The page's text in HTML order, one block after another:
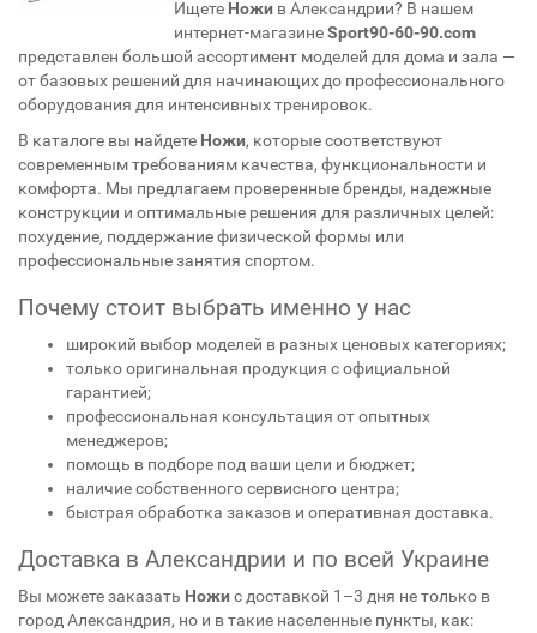
Ищете Ножи в Александрии? В нашем
интернет-магазинеSport90-60-90.com
представлен большой ассортимент моделей для дома и зала —
от базовых решений для начинающих до профессионального
оборудования для интенсивных тренировок.
В каталоге вы найдете Ножи, которые соответствуют
современным требованиям качества, функциональности и
комфорта. Мы предлагаем проверенные бренды, надежные
конструкции и оптимальные решения для различных целей:
похудение, поддержание физической формы или
профессиональные занятия спортом.
Почему стоит выбрать именно у нас
широкий выбор моделей в разных ценовых категориях;
только оригинальная продукция с официальной
гарантией;
профессиональная консультация от опытных
менеджеров;
помощь в подборе под ваши цели и бюджет;
наличие собственного сервисного центра;
быстрая обработка заказов и оперативная доставка.
Доставка в Александрии и по всей Украине
Вы можете заказать Ножис доставкой 1–3 дня не только в
город Александрия, но и в такие населенные пункты, как: